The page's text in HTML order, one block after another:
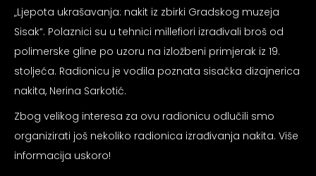
„Ljepota ukrašavanja: nakit iz zbirki Gradskog muzeja
Sisak“. Polaznici su u tehnici millefiori izrađivali broš od
polimerske gline po uzoru na izložbeni primjerak iz 19.
stoljeća. Radionicu je vodila poznata sisačka dizajnerica
nakita, Nerina Sarkotić.
Zbog velikog interesa za ovu radionicu odlučili smo
organizirati još nekoliko radionica izrađivanja nakita. Više
informacija uskoro!
vida